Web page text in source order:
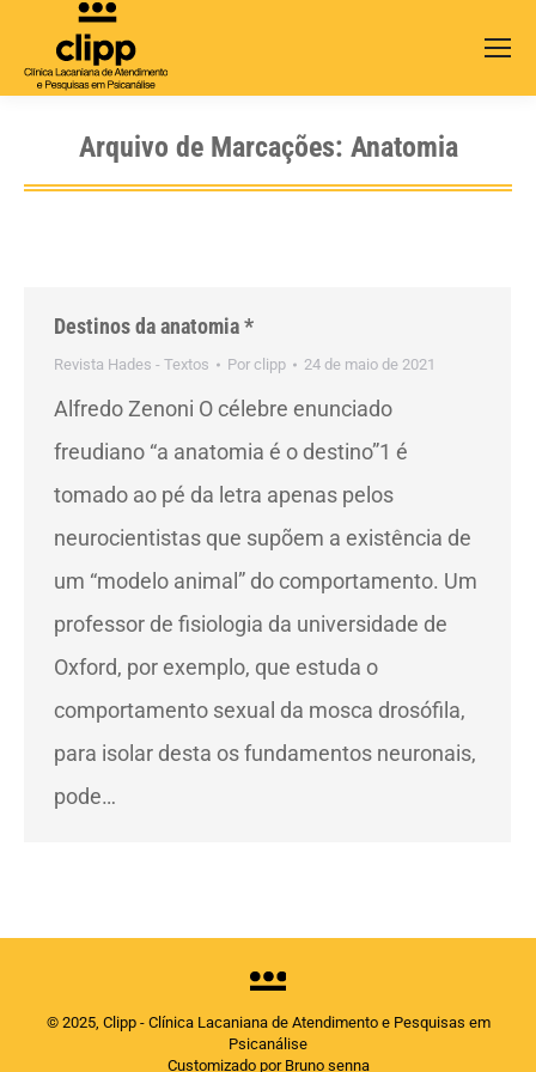
Arquivo de Marcações: Anatomia
Destinos da anatomia *
Revista Hades - Textos Por clipp 24 de maio de 2021
Alfredo Zenoni O célebre enunciado
freudiano “a anatomia é o destino”1 é
tomado ao pé da letra apenas pelos
neurocientistas que supõem a existência de
um “modelo animal” do comportamento. Um
professor de fisiologia da universidade de
Oxford, por exemplo, que estuda o
comportamento sexual da mosca drosófila,
para isolar desta os fundamentos neuronais,
pode…
© 2025, Clipp - Clínica Lacaniana de Atendimento e Pesquisas em
Psicanálise
Customizado por Bruno senna